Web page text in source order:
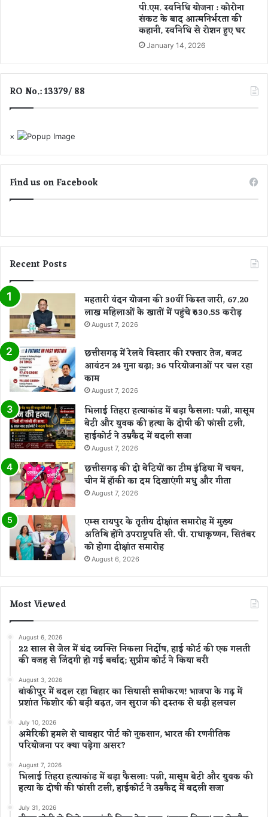
हु
शा
न
ए
पी.एम. स्वनिधि योजना : कोरोना
संकट के बाद आत्मनिर्भरता की
कहानी, स्वनिधि से रोशन हुए घर
January 14, 2026
RO No.: 13379/ 88
×
Find us on Facebook
Recent Posts
महतारी वंदन योजना की 30वीं किस्त जारी, 67.20
लाख महिलाओं के खातों में पहुंचे ₹630.55 करोड़
August 7, 2026
छत्तीसगढ़ में रेलवे विस्तार की रफ्तार तेज, बजट
आवंटन 24 गुना बढ़ा; 36 परियोजनाओं पर चल रहा
काम
August 7, 2026
भिलाई तिहरा हत्याकांड में बड़ा फैसला: पत्नी, मासूम
बेटी और युवक की हत्या के दोषी की फांसी टली,
हाईकोर्ट ने उम्रकैद में बदली सजा
August 7, 2026
छत्तीसगढ़ की दो बेटियों का टीम इंडिया में चयन,
चीन में हॉकी का दम दिखाएंगी मधु और गीता
August 7, 2026
एम्स रायपुर के तृतीय दीक्षांत समारोह में मुख्य
अतिथि होंगे उपराष्ट्रपति सी. पी. राधाकृष्णन, सितंबर
को होगा दीक्षांत समारोह
August 6, 2026
Most Viewed
August 6, 2026
22 साल से जेल में बंद व्यक्ति निकला निर्दोष, हाई कोर्ट की एक गलती
की वजह से जिंदगी हो गई बर्बाद; सुप्रीम कोर्ट ने किया बरी
August 3, 2026
बांकीपुर में बदल रहा बिहार का सियासी समीकरण! भाजपा के गढ़ में
प्रशांत किशोर की बड़ी बढ़त, जन सुराज की दस्तक से बढ़ी हलचल
July 10, 2026
अमेरिकी हमले से चाबहार पोर्ट को नुकसान, भारत की रणनीतिक
परियोजना पर क्या पड़ेगा असर?
August 7, 2026
भिलाई तिहरा हत्याकांड में बड़ा फैसला: पत्नी, मासूम बेटी और युवक की
हत्या के दोषी की फांसी टली, हाईकोर्ट ने उम्रकैद में बदली सजा
July 31, 2026